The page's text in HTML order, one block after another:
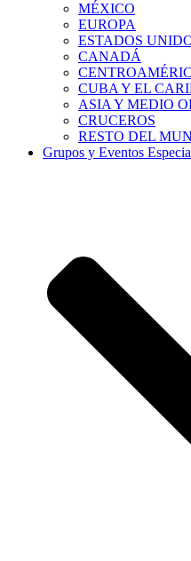
MÉXICO
EUROPA
ESTADOS
CANADÁ
CUBA Y EL
ASIA Y MEDIO
CRUCEROS
RESTO DEL
Grupos y Eventos